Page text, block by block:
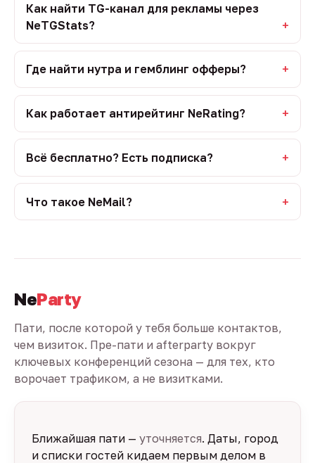
Как найти TG-канал для рекламы через
NeTGStats?
Где найти нутра и гемблинг офферы?
Как работает антирейтинг NeRating?
Всё бесплатно? Есть подписка?
Что такое NeMail?
NeParty
Пати, после которой у тебя больше контактов,
чем визиток. Пре-пати и afterparty вокруг
ключевых конференций сезона — для тех, кто
ворочает трафиком, а не визитками.
Ближайшая пати — уточняется. Даты, город
и списки гостей кидаем первым делом в